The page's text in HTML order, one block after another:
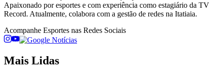
Apaixonado por esportes e com experiência como estagiário da TV
Record. Atualmente, colabora com a gestão de redes na Itatiaia.
Acompanhe Esportes nas Redes Sociais
Mais Lidas